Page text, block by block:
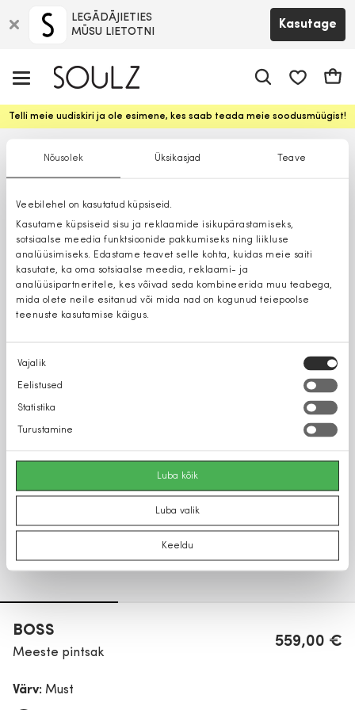
Nõusolek Üksikasjad Teave
Veebilehel on kasutatud küpsiseid.
Kasutame küpsiseid sisu ja reklaamide isikupärastamiseks,
sotsiaalse meedia funktsioonide pakkumiseks ning liikluse
analüüsimiseks. Edastame teavet selle kohta, kuidas meie saiti
kasutate, ka oma sotsiaalse meedia, reklaami- ja
analüüsipartneritele, kes võivad seda kombineerida muu teabega,
mida olete neile esitanud või mida nad on kogunud teiepoolse
teenuste kasutamise käigus.
Nõusoleku
valik
Vajalik
Eelistused
Statistika
Turustamine
Luba kõik
Luba valik
Keeldu
LEGĀDĀJIETIES
MŪSU LIETOTNI
Kasutage
Telli meie uudiskiri ja ole esimene, kes saab teada meie soodusmüügist!
BOSS
Meeste pintsak
559,00 €
Värv: Must